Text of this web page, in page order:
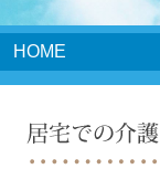
HOME